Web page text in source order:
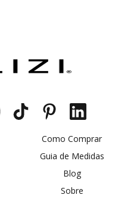
Como Comprar
Guia de Medidas
Blog
Sobre